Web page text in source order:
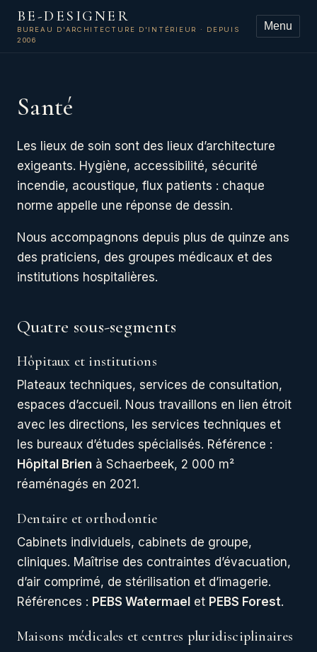
BE-DESIGNER
BUREAU D'ARCHITECTURE D'INTÉRIEUR · DEPUIS
2006
Menu
Santé
Les lieux de soin sont des lieux d’architecture
exigeants. Hygiène, accessibilité, sécurité
incendie, acoustique, flux patients : chaque
norme appelle une réponse de dessin.
Nous accompagnons depuis plus de quinze ans
des praticiens, des groupes médicaux et des
institutions hospitalières.
Quatre sous-segments
Hôpitaux et institutions
Plateaux techniques, services de consultation,
espaces d’accueil. Nous travaillons en lien étroit
avec les directions, les services techniques et
les bureaux d’études spécialisés. Référence :
Hôpital Brien à Schaerbeek, 2 000 m²
réaménagés en 2021.
Dentaire et orthodontie
Cabinets individuels, cabinets de groupe,
cliniques. Maîtrise des contraintes d’évacuation,
d’air comprimé, de stérilisation et d’imagerie.
Références : PEBS Watermael et PEBS Forest.
Maisons médicales et centres pluridisciplinaires